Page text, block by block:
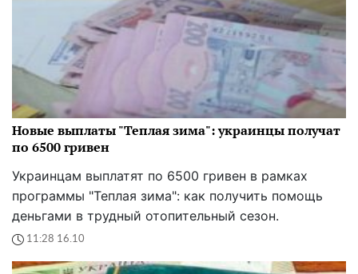
Новые выплаты "Теплая зима": украинцы получат
по 6500 гривен
Украинцам выплатят по 6500 гривен в рамках
программы "Теплая зима": как получить помощь
деньгами в трудный отопительный сезон.
11:28 16.10